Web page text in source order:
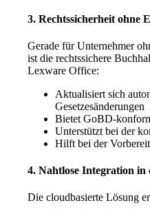
3. Rechtssicherheit ohne
Gerade für Unternehmer
ist die rechtssichere
Lexware Office:
Aktualisiert sich
Gesetzesänderungen
Bietet GoBD-
Unterstützt bei der
Hilft bei der
4. Nahtlose Integration in
Die cloudbasierte Lösung